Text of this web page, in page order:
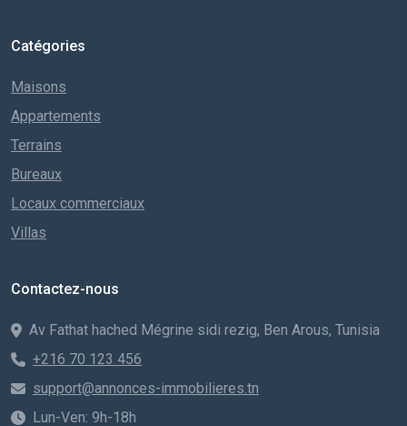
Catégories
Maisons
Appartements
Terrains
Bureaux
Locaux commerciaux
Villas
Contactez-nous
Av Fathat hached Mégrine sidi rezig, Ben Arous, Tunisia
+216 70 123 456
support@annonces-immobilieres.tn
Lun-Ven: 9h-18h